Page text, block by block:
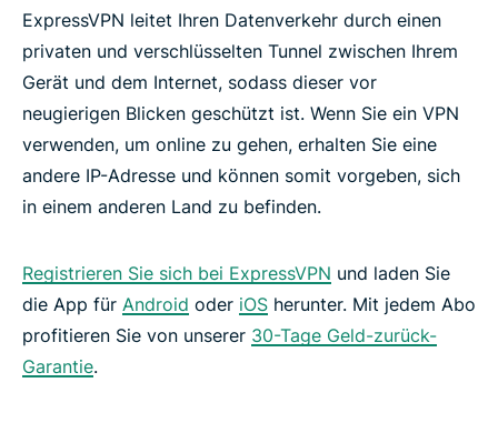
Testen Sie ein VPN für LoL: Wild Rift – ohne Risiko
ExpressVPN leitet Ihren Datenverkehr durch einen
privaten und verschlüsselten Tunnel zwischen Ihrem
Gerät und dem Internet, sodass dieser vor
neugierigen Blicken geschützt ist. Wenn Sie ein VPN
verwenden, um online zu gehen, erhalten Sie eine
andere IP-Adresse und können somit vorgeben, sich
in einem anderen Land zu befinden.
Registrieren Sie sich bei ExpressVPN und laden Sie
die App für Android oder iOS herunter. Mit jedem Abo
profitieren Sie von unserer 30-Tage Geld-zurück-
Garantie.